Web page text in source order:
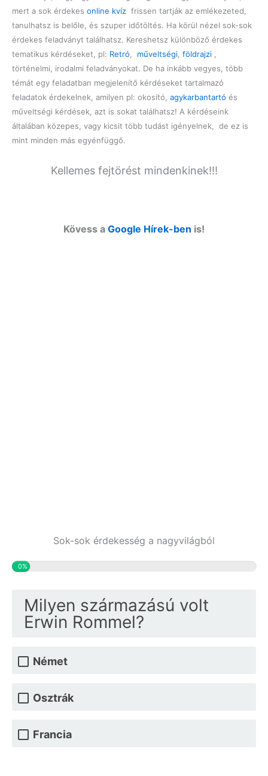
mert a sok érdekes online kvíz frissen tartják az emlékezeted,
tanulhatsz is belőle, és szuper időtöltés. Ha körül nézel sok-sok
érdekes feladványt találhatsz. Kereshetsz különböző érdekes
tematikus kérdéseket, pl: Retró, műveltségi, földrajzi ,
történelmi, irodalmi feladványokat. De ha inkább vegyes, több
témát egy feladatban megjelenítő kérdéseket tartalmazó
feladatok érdekelnek, amilyen pl: okosító, agykarbantartó és
műveltségi kérdések, azt is sokat találhatsz! A kérdéseink
általában közepes, vagy kicsit több tudást igényelnek, de ez is
mint minden más egyénfüggő.
Kellemes fejtörést mindenkinek!!!
Kövess a Google Hírek-ben is!
Sok-sok érdekesség a nagyvilágból
0%
Milyen származású volt
Erwin Rommel?
Német
Osztrák
Francia